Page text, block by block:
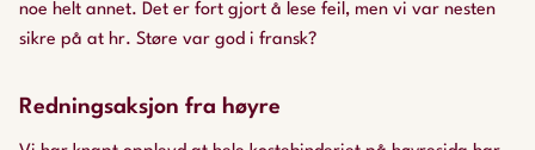
noe helt annet. Det er fort gjort å lese feil, men vi var nesten
sikre på at hr. Støre var god i fransk?
Redningsaksjon fra høyre